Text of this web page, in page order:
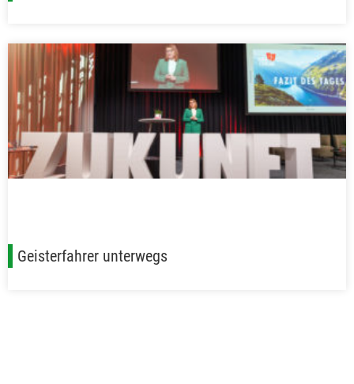
Geisterfahrer unterwegs